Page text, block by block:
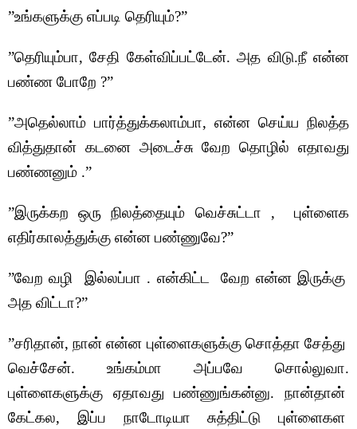
”உங்களுக்கு எப்படி தெரியும்?”
”தெரியும்பா, சேதி கேள்விப்பட்டேன். அத விடு.நீ என்ன
பண்ண போறே ?”
”அதெல்லாம் பார்த்துக்கலாம்பா, என்ன செய்ய நிலத்த
வித்துதான் கடனை அடைச்சு வேற தொழில் எதாவது
பண்ணனும் .”
”இருக்கற ஒரு நிலத்தையும் வெச்சுட்டா , புள்ளைக
எதிர்காலத்துக்கு என்ன பண்ணுவே?”
”வேற வழி இல்லப்பா . என்கிட்ட வேற என்ன இருக்கு
அத விட்டா?”
”சரிதான், நான் என்ன புள்ளைகளுக்கு சொத்தா சேத்து
வெச்சேன். உங்கம்மா அப்பவே சொல்லுவா.
புள்ளைகளுக்கு ஏதாவது பண்ணுங்கன்னு. நான்தான்
கேட்கல, இப்ப நாடோடியா சுத்திட்டு புள்ளைகள